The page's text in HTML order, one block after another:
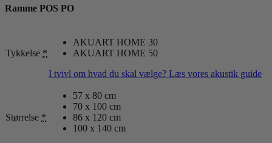
Ramme POS PO
Tykkelse *
AKUART HOME 30
AKUART HOME 50
I tvivl om hvad du skal vælge? Læs vores akustik guide
Størrelse *
57 x 80 cm
70 x 100 cm
86 x 120 cm
100 x 140 cm